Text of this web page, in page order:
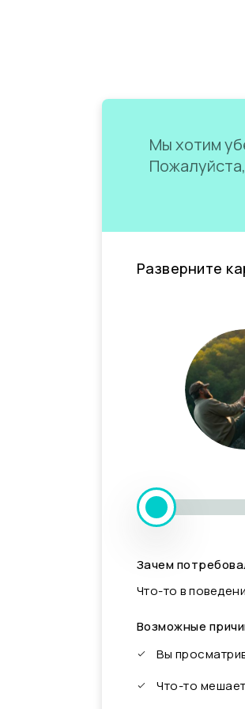
Мы хотим
Разверните
Зачем
Что-то в
Возможные
Вы
Что-то